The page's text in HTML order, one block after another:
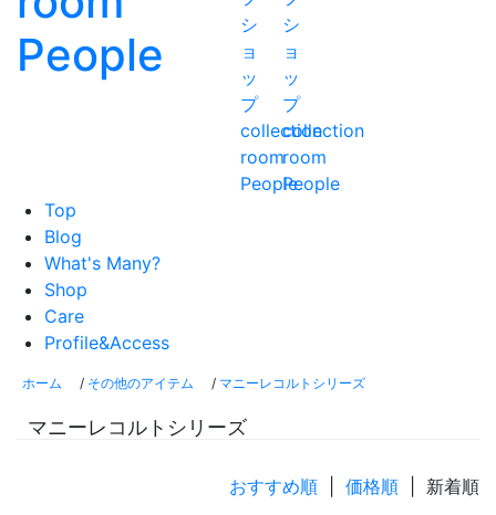
Top
Blog
What's Many?
Shop
Care
Profile&Access
ホーム / その他のアイテム / マニーレコルトシリーズ
マニーレコルトシリーズ
おすすめ順 価格順 | 新着順